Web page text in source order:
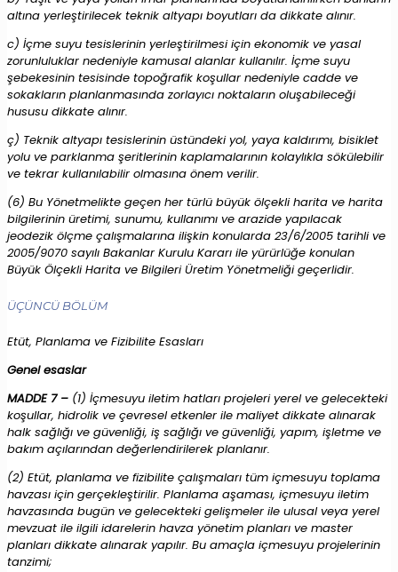
altına yerleştirilecek teknik altyapı boyutları da dikkate alınır.
c) İçme suyu tesislerinin yerleştirilmesi için ekonomik ve yasal
zorunluluklar nedeniyle kamusal alanlar kullanılır. İçme suyu
şebekesinin tesisinde topoğrafik koşullar nedeniyle cadde ve
sokakların planlanmasında zorlayıcı noktaların oluşabileceği
hususu dikkate alınır.
ç) Teknik altyapı tesislerinin üstündeki yol, yaya kaldırımı, bisiklet
yolu ve parklanma şeritlerinin kaplamalarının kolaylıkla sökülebilir
ve tekrar kullanılabilir olmasına önem verilir.
(6) Bu Yönetmelikte geçen her türlü büyük ölçekli harita ve harita
bilgilerinin üretimi, sunumu, kullanımı ve arazide yapılacak
jeodezik ölçme çalışmalarına ilişkin konularda 23/6/2005 tarihli ve
2005/9070 sayılı Bakanlar Kurulu Kararı ile yürürlüğe konulan
Büyük Ölçekli Harita ve Bilgileri Üretim Yönetmeliği geçerlidir.
ÜÇÜNCÜ BÖLÜM
Etüt, Planlama ve Fizibilite Esasları
Genel esaslar
MADDE 7 – (1) İçmesuyu iletim hatları projeleri yerel ve gelecekteki
koşullar, hidrolik ve çevresel etkenler ile maliyet dikkate alınarak
halk sağlığı ve güvenliği, iş sağlığı ve güvenliği, yapım, işletme ve
bakım açılarından değerlendirilerek planlanır.
(2) Etüt, planlama ve fizibilite çalışmaları tüm içmesuyu toplama
havzası için gerçekleştirilir. Planlama aşaması, içmesuyu iletim
havzasında bugün ve gelecekteki gelişmeler ile ulusal veya yerel
mevzuat ile ilgili idarelerin havza yönetim planları ve master
planları dikkate alınarak yapılır. Bu amaçla içmesuyu projelerinin
tanzimi;